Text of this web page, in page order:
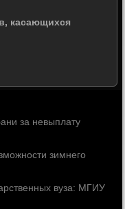
касающихся
за невыплату
зимнего
вуза: МГИУ